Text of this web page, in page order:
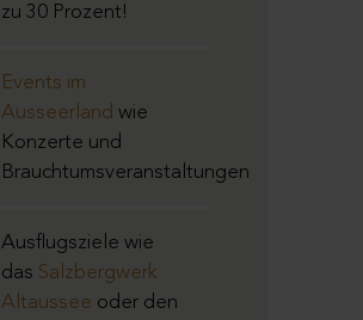
zu 30 Prozent!
Events im
Ausseerland wie
Konzerte und
Brauchtumsveranstaltungen
Ausflugsziele wie
das Salzbergwerk
Altaussee oder den